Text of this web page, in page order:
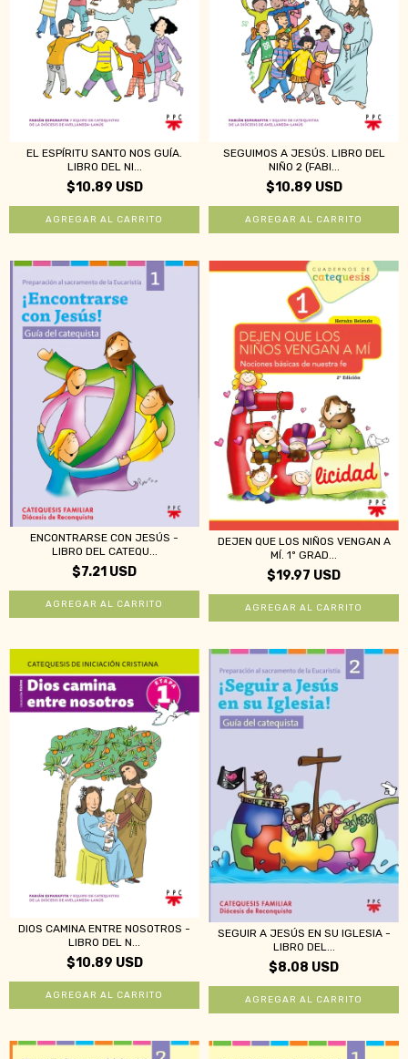
EL ESPÍRITU SANTO NOS GUÍA.
LIBRO DEL NI...
$10.89 USD
SEGUIMOS A JESÚS. LIBRO DEL
NIÑO 2 (FABI...
$10.89 USD
ENCONTRARSE CON JESÚS -
LIBRO DEL CATEQU...
$7.21 USD
DEJEN QUE LOS NIÑOS VENGAN A
MÍ. 1º GRAD...
$19.97 USD
DIOS CAMINA ENTRE NOSOTROS -
LIBRO DEL N...
$10.89 USD
SEGUIR A JESÚS EN SU IGLESIA -
LIBRO DEL...
$8.08 USD